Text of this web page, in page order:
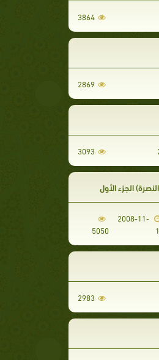
3864
2869
3093
الجزء الأول
2008-11-
5050
2983